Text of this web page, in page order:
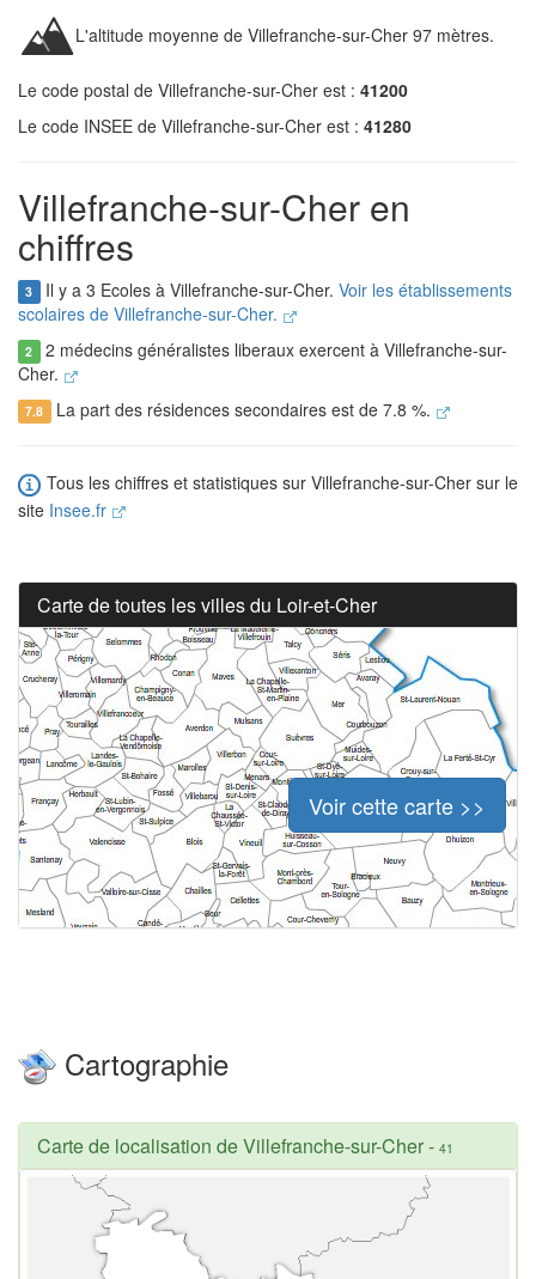
L'altitude moyenne de Villefranche-sur-Cher 97 mètres.
Le code postal de Villefranche-sur-Cher est : 41200
Le code INSEE de Villefranche-sur-Cher est : 41280
Villefranche-sur-Cher en
chiffres
3 Il y a 3 Ecoles à Villefranche-sur-Cher. Voir les établissements
scolaires de Villefranche-sur-Cher.
2 2 médecins généralistes liberaux exercent à Villefranche-sur-
Cher.
7.8 La part des résidences secondaires est de 7.8 %.
Tous les chiffres et statistiques sur Villefranche-sur-Cher sur le
site Insee.fr
Carte de toutes les villes du Loir-et-Cher
Voir cette carte >>
Cartographie
Carte de localisation de Villefranche-sur-Cher- 41